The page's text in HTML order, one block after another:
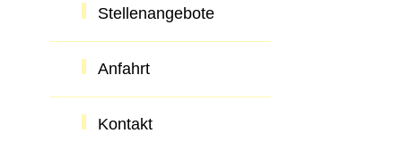
Stellenangebote
Anfahrt
Kontakt